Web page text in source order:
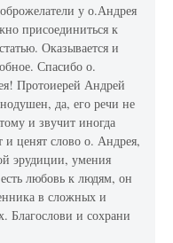
у о.Андрея
присоединиться к
Оказывается и
Спасибо о.
Протоиерей Андрей
да, его речи не
и звучит иногда
и ценят слово о. Андрея,
эрудиции, умения
любовь к людям, он
в сложных и
Благослови и сохрани